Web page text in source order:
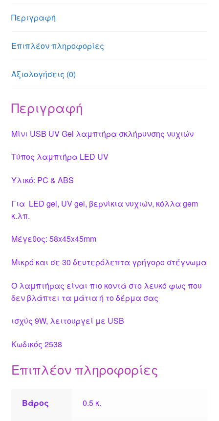
n
g
er p
Περιγραφή
Επιπλέον πληροφορίες
Αξιολογήσεις (0)
Περιγραφή
Μίνι USB UV Gel λαμπτήρα σκλήρυνσης νυχιών
Τύπος λαμπτήρα LED UV
Υλικό: PC & ABS
Για LED gel, UV gel, βερνίκια νυχιών, κόλλα gem
κ.λπ.
Μέγεθος: 58x45x45mm
Μικρό και σε 30 δευτερόλεπτα γρήγορο στέγνωμα
Ο λαμπτήρας είναι πιο κοντά στο λευκό φως που
δεν βλάπτει τα μάτια ή το δέρμα σας
ισχύς 9W, λειτουργεί με USB
Κωδικός 2538
Επιπλέον πληροφορίες
Βάρος 0.5 κ.